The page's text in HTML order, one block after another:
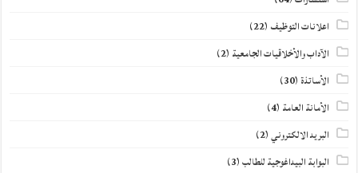
اعلانات التوظيف (22)
الآداب والأخلاقيات الجامعية (2)
الأساتذة(30)
الأمانة العامة (4)
البريد الالكتروني(2)
البوابة البيداغوجية للطالب(3)